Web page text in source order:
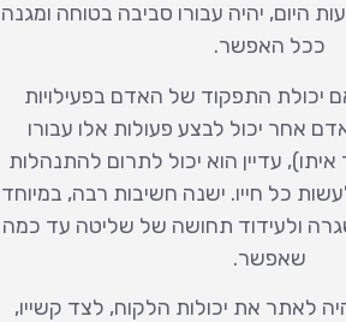
היום, יהיה עבורו סביבה בטוחה ומגנה
ככל האפשר.
יכולת התפקוד של האדם בפעילויות
אחר יכול לבצע פעולות אלו עבורו
עדיין הוא יכול לתרום להתנהלות
כל חייו. ישנה חשיבות רבה, במיוחד
ולעידוד תחושה של שליטה עד כמה
שאפשר.
לאתר את יכולות הלקוח, לצד קשייו,